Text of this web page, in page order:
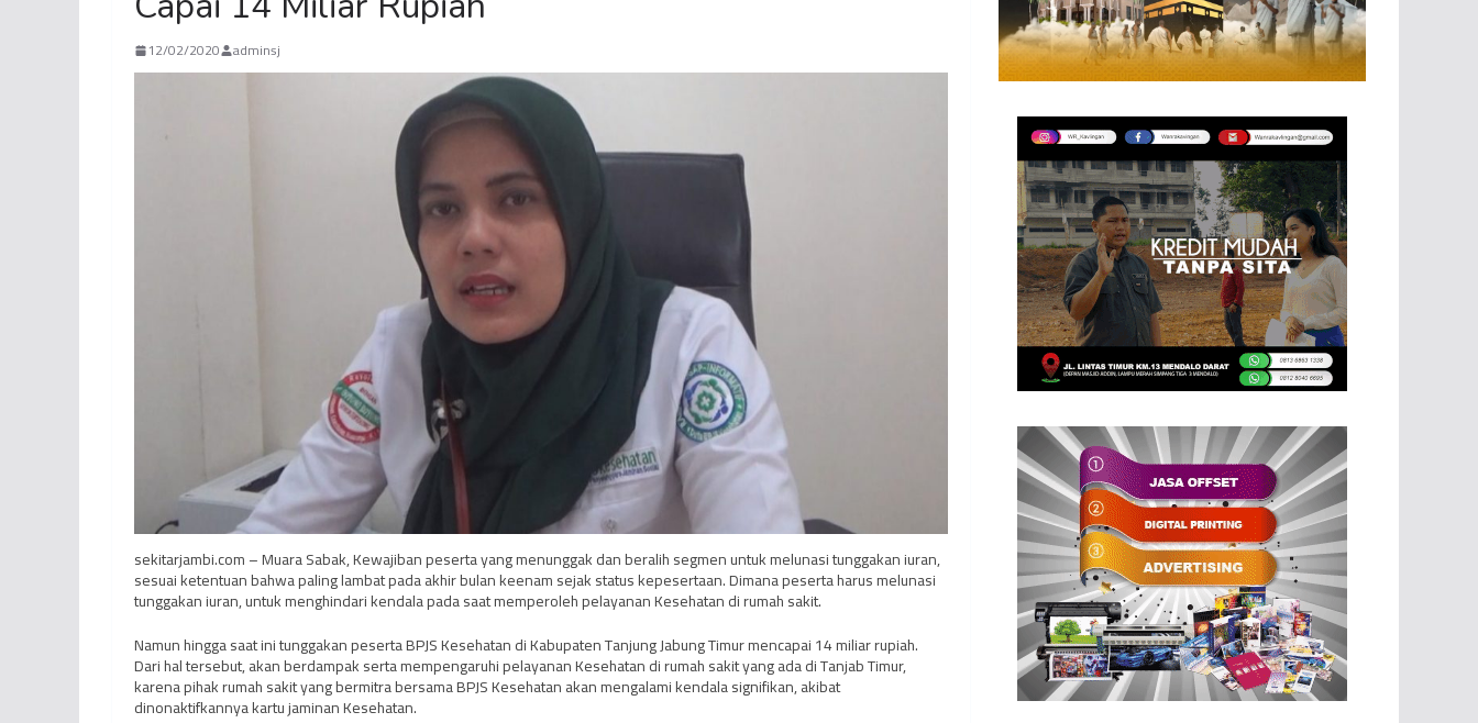
12/02/2020 adminsj
sekitarjambi.com – Muara Sabak, Kewajiban peserta yang menunggak dan beralih segmen untuk melunasi tunggakan iuran,
sesuai ketentuan bahwa paling lambat pada akhir bulan keenam sejak status kepesertaan. Dimana peserta harus melunasi
tunggakan iuran, untuk menghindari kendala pada saat memperoleh pelayanan Kesehatan di rumah sakit.
Namun hingga saat ini tunggakan peserta BPJS Kesehatan di Kabupaten Tanjung Jabung Timur mencapai 14 miliar rupiah.
Dari hal tersebut, akan berdampak serta mempengaruhi pelayanan Kesehatan di rumah sakit yang ada di Tanjab Timur,
karena pihak rumah sakit yang bermitra bersama BPJS Kesehatan akan mengalami kendala signifikan, akibat
dinonaktifkannya kartu jaminan Kesehatan.